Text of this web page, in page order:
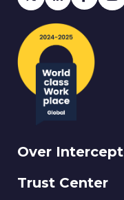
Over Intercept
Trust Center